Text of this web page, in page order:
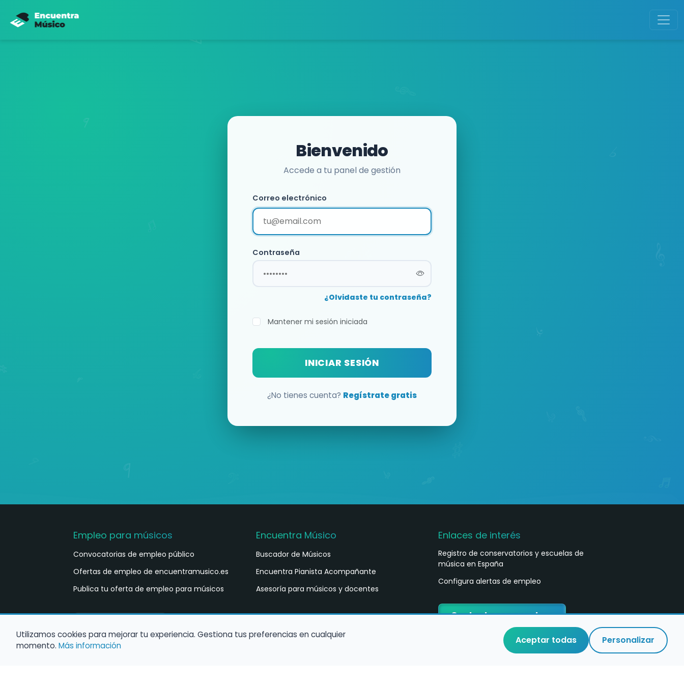
Bienvenido
Accede a tu panel de gestión
Correo electrónico
Contraseña
¿Olvidaste tu contraseña?
Mantener mi sesión iniciada
INICIAR SESIÓN
¿No tienes cuenta? Regístrate gratis
Empleo para músicos
Convocatorias de empleo público
Ofertas de empleo de encuentramusico.es
Publica tu oferta de empleo para músicos
Encuentra Músico
Buscador de Músicos
Encuentra Pianista Acompañante
Asesoría para músicos y docentes
Enlaces de interés
Registro de conservatorios y escuelas de
música en España
Configura alertas de empleo
Contacta con nosotros
Utilizamos cookies para mejorar tu experiencia. Gestiona tus preferencias en cualquier
momento. Más información Aceptar todas Personalizar